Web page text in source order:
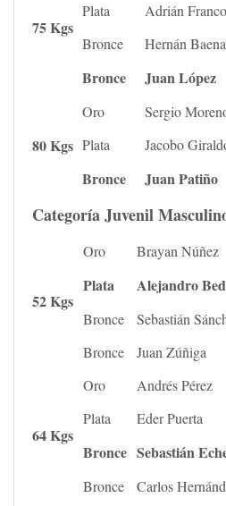
75 Kgs
Plata
Adrián Franco
Bronce
Hernán Baena
Bronce Juan López
80 Kgs
Oro Sergio
Plata
Jacobo
Bronce Juan Patiño
Categoría Juvenil
52 Kgs
Oro Brayan Núñez
Plata Alejandro
Bronce Sebastián
Bronce
Juan Zúñiga
64 Kgs
Oro Andrés Pérez
Plata
Eder Puerta
Bronce Sebastián
Bronce Carlos